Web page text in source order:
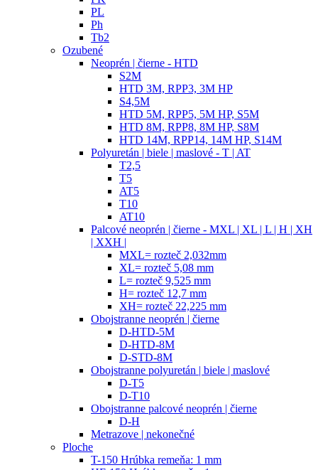
PL
Ph
Tb2
Ozubené
Neoprén | čierne - HTD
S2M
HTD 3M, RPP3, 3M HP
S4,5M
HTD 5M, RPP5, 5M HP, S5M
HTD 8M, RPP8, 8M HP, S8M
HTD 14M, RPP14, 14M HP, S14M
Polyuretán | biele | maslové - T | AT
T2,5
T5
AT5
T10
AT10
Palcové neoprén | čierne - MXL | XL | L | H | XH
| XXH |
MXL= rozteč 2,032mm
XL= rozteč 5,08 mm
L= rozteč 9,525 mm
H= rozteč 12,7 mm
XH= rozteč 22,225 mm
Obojstranne neoprén | čierne
D-HTD-5M
D-HTD-8M
D-STD-8M
Obojstranne polyuretán | biele | maslové
D-T5
D-T10
Obojstranne palcové neoprén | čierne
D-H
Metrazove | nekonečné
Ploche
T-150 Hrúbka remeňa: 1 mm